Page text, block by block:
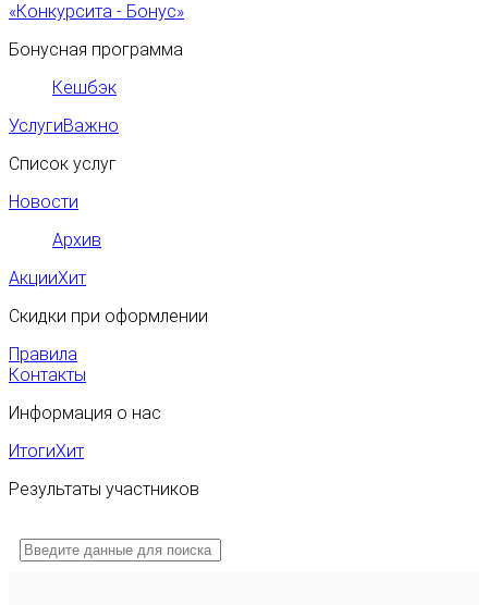
«Конкурсита - Бонус»
Бонусная программа
Кешбэк
УслугиВажно
Список услуг
Новости
Архив
АкцииХит
Скидки при оформлении
Правила
Контакты
Информация о нас
ИтогиХит
Результаты участников